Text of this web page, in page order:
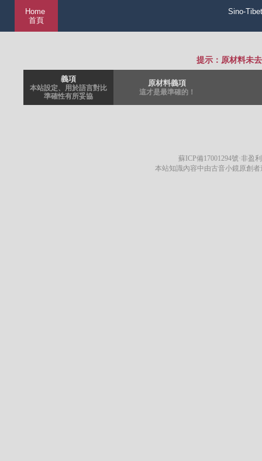
Home
首頁
Sino-
提示：原材料未
義項
本站設定、用於語言對比
準確性有所妥協
原材料義項
這才是最準確的！
蘇ICP備17001294號·非盈
本站知識內容中由古音小鏡原創